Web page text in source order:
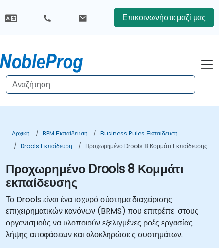
Επικοινωνήστε μαζί μας
Αρχική BPM Εκπαίδευση
Business Rules Εκπαίδευση
Drools Εκπαίδευση
Προχωρημένο Drools 8 Κομμάτι Εκπαίδευσης
Προχωρημένο Drools 8 Κομμάτι
εκπαίδευσης
Το Drools είναι ένα ισχυρό σύστημα διαχείρισης
επιχειρηματικών κανόνων (BRMS) που επιτρέπει στους
οργανισμούς να υλοποιούν εξελιγμένες ροές εργασίας
λήψης αποφάσεων και ολοκληρώσεις συστημάτων.